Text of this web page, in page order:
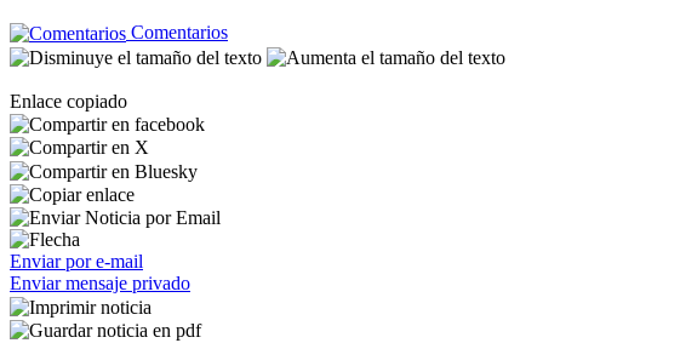
Comentarios
Enlace copiado
Enviar por e-mail
Enviar mensaje privado